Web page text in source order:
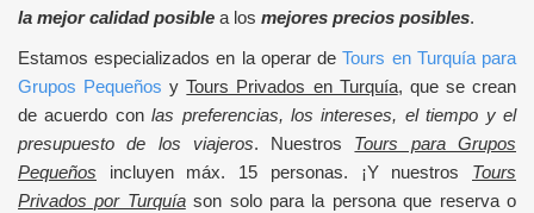
la mejor calidad posible a los mejores precios posibles.
Estamos especializados en la operar deTours en Turquía para
Grupos Pequeños yTours Privados en Turquía, que se crean
de acuerdo conlas preferencias, los intereses, el tiempo y el
presupuesto de los viajeros. Nuestros Tours para Grupos
Pequeños incluyen máx. 15 personas. ¡Y nuestros Tours
Privados por Turquíason solo para la persona que reserva o